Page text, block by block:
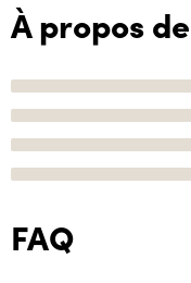
À propos
FAQ